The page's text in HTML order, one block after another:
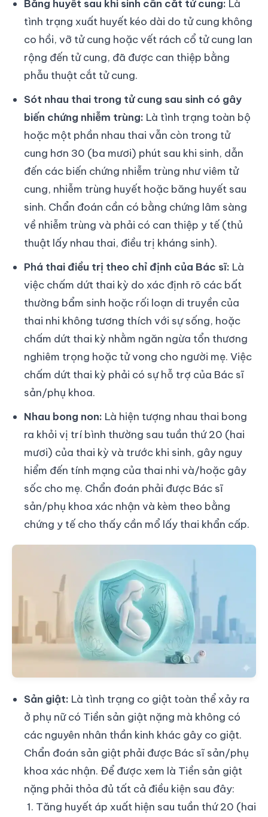
Băng huyết sau khi sinh cần cắt tử cung: Là
tình trạng xuất huyết kéo dài do tử cung không
co hồi, vỡ tử cung hoặc vết rách cổ tử cung lan
rộng đến tử cung, đã được can thiệp bằng
phẫu thuật cắt tử cung.
Sót nhau thai trong tử cung sau sinh có gây
biến chứng nhiễm trùng: Là tình trạng toàn bộ
hoặc một phần nhau thai vẫn còn trong tử
cung hơn 30 (ba mươi) phút sau khi sinh, dẫn
đến các biến chứng nhiễm trùng như viêm tử
cung, nhiễm trùng huyết hoặc băng huyết sau
sinh. Chẩn đoán cần có bằng chứng lâm sàng
về nhiễm trùng và phải có can thiệp y tế (thủ
thuật lấy nhau thai, điều trị kháng sinh).
Phá thai điều trị theo chỉ định của Bác sĩ: Là
việc chấm dứt thai kỳ do xác định rõ các bất
thường bẩm sinh hoặc rối loạn di truyền của
thai nhi không tương thích với sự sống, hoặc
chấm dứt thai kỳ nhằm ngăn ngừa tổn thương
nghiêm trọng hoặc tử vong cho người mẹ. Việc
chấm dứt thai kỳ phải có sự hỗ trợ của Bác sĩ
sản/phụ khoa.
Nhau bong non: Là hiện tượng nhau thai bong
ra khỏi vị trí bình thường sau tuần thứ 20 (hai
mươi) của thai kỳ và trước khi sinh, gây nguy
hiểm đến tính mạng của thai nhi và/hoặc gây
sốc cho mẹ. Chẩn đoán phải được Bác sĩ
sản/phụ khoa xác nhận và kèm theo bằng
chứng y tế cho thấy cần mổ lấy thai khẩn cấp.
Sản giật: Là tình trạng co giật toàn thể xảy ra
ở phụ nữ có Tiền sản giật nặng mà không có
các nguyên nhân thần kinh khác gây co giật.
Chẩn đoán sản giật phải được Bác sĩ sản/phụ
khoa xác nhận. Để được xem là Tiền sản giật
nặng phải thỏa đủ tất cả điều kiện sau đây:
Tăng huyết áp xuất hiện sau tuần thứ 20 (hai